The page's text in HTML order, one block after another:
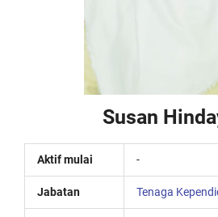
Susan
Aktif mulai -
Jabatan Tenaga